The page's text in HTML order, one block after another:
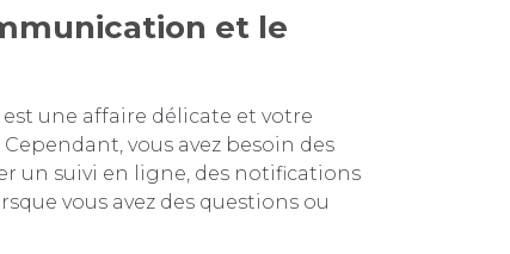
et le
une affaire délicate et votre
vous avez besoin des
un suivi en ligne, des notifications
vous avez des questions ou